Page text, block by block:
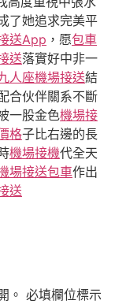
了她追求完美平
送App ，愿包車
送落實好中非一
人座機場接送結
合伙伴關系不斷
一股金色機場接
格子比右邊的長
機場接機代全天
場接送包車作出
送
。 必填欄位標示